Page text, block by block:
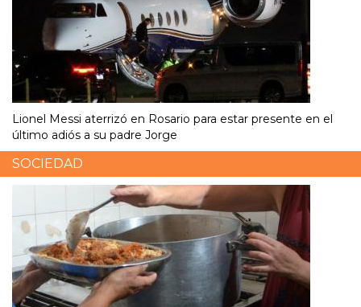
Lionel Messi aterrizó en Rosario para estar presente en el
último adiós a su padre Jorge
SOCIEDAD